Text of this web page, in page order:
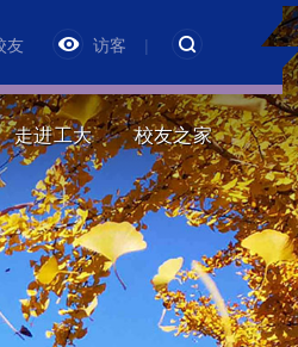
友 访客 |
走进工大 校友之家